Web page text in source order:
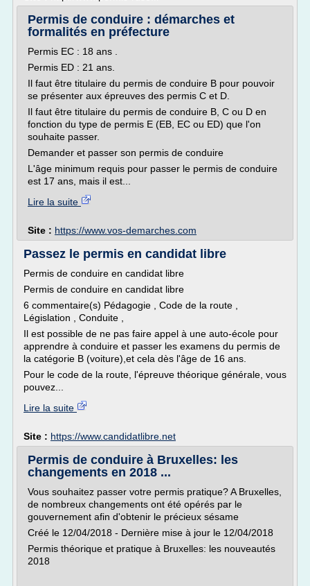
Permis de conduire : démarches et
formalités en préfecture
Permis EC : 18 ans .
Permis ED : 21 ans.
Il faut être titulaire du permis de conduire B pour pouvoir
se présenter aux épreuves des permis C et D.
Il faut être titulaire du permis de conduire B, C ou D en
fonction du type de permis E (EB, EC ou ED) que l'on
souhaite passer.
Demander et passer son permis de conduire
L'âge minimum requis pour passer le permis de conduire
est 17 ans, mais il est...
Lire la suite
Site : https://www.vos-demarches.com
Passez le permis en candidat libre
Permis de conduire en candidat libre
Permis de conduire en candidat libre
6 commentaire(s) Pédagogie , Code de la route ,
Législation , Conduite ,
Il est possible de ne pas faire appel à une auto-école pour
apprendre à conduire et passer les examens du permis de
la catégorie B (voiture),et cela dès l'âge de 16 ans.
Pour le code de la route, l'épreuve théorique générale, vous
pouvez...
Lire la suite
Site : https://www.candidatlibre.net
Permis de conduire à Bruxelles: les
changements en 2018 ...
Vous souhaitez passer votre permis pratique? A Bruxelles,
de nombreux changements ont été opérés par le
gouvernement afin d'obtenir le précieux sésame
Créé le 12/04/2018 - Dernière mise à jour le 12/04/2018
Permis théorique et pratique à Bruxelles: les nouveautés
2018